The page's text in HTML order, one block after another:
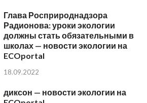
Глава Росприроднадзора
Радионова: уроки экологии
должны стать обязательными в
школах — новости экологии на
ECOportal
18.09.2022
диксон — новости экологии на